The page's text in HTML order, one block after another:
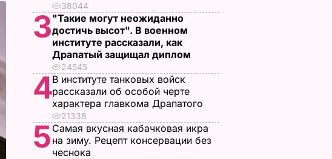
38044
3"Такие могут неожиданно
достичь высот". В военном
институте рассказали, как
Драпатый защищал диплом
24545
4В институте танковых войск
рассказали об особой черте
характера главкома Драпатого
21338
5 Самая вкусная кабачковая икра
на зиму. Рецепт консервации без
чеснока